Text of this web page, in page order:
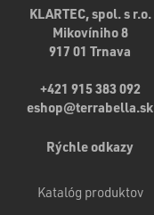
KLARTEC, spol. s r.o.
Mikovíniho 8
917 01 Trnava
+421 915 383 092
eshop@terrabella.sk
Rýchle odkazy
Katalóg produktov